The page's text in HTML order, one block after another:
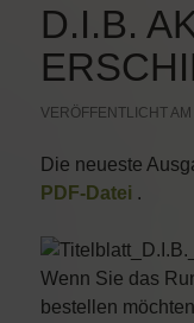
D.I.B.
VERÖFFENTLICHT
Die neueste
PDF-Datei .
Wenn Sie das
bestellen